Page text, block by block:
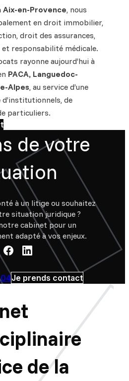
en-Provence, nous
en droit immobilier,
droit des assurances,
responsabilité médicale.
rayonne aujourd’hui à
PACA, Languedoc-
Alpes, au service d’une
de
particuliers.
de votre
à un litige ou souhaitez
situation juridique ?
cabinet pour un
adapté à vos enjeux.
Je prends contact
de la